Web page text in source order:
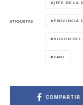
ETIQUETAS
JEFE DE LA
PROVINCIA
REGIÓN
YANI
COMPARTIR